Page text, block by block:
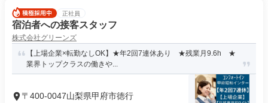
正社員
宿泊者への接客スタッフ
株式会社グリーンズ
【上場企業×転勤なしOK】★年2回7連休あり ★残業月9.6h ★
業界トップクラスの働きや...
〒400-0047山梨県甲府市徳行